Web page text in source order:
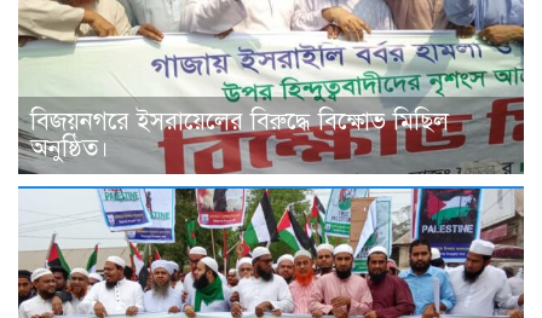
বিজয়নগরে ইসরায়েলের বিরুদ্ধে বিক্ষোভ মিছিল
অনুষ্ঠিত।